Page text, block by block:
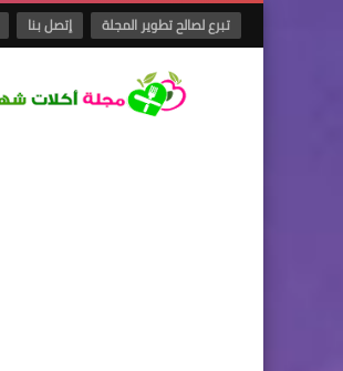
تبرع لصالح تطوير المجلة إتصل بنا